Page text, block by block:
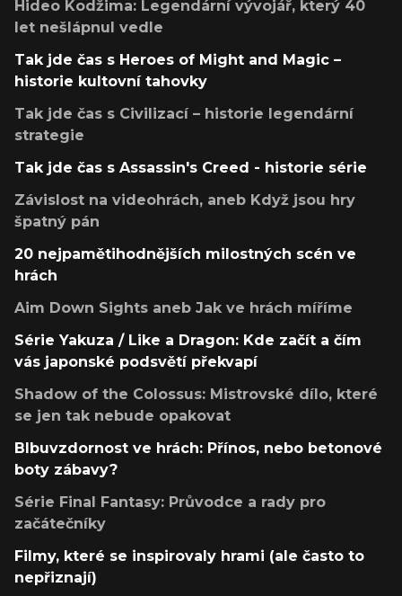
Hideo Kodžima: Legendární vývojář, který 40
let nešlápnul vedle
Tak jde čas s Heroes of Might and Magic –
historie kultovní tahovky
Tak jde čas s Civilizací – historie legendární
strategie
Tak jde čas s Assassin's Creed - historie série
Závislost na videohrách, aneb Když jsou hry
špatný pán
20 nejpamětihodnějších milostných scén ve
hrách
Aim Down Sights aneb Jak ve hrách míříme
Série Yakuza / Like a Dragon: Kde začít a čím
vás japonské podsvětí překvapí
Shadow of the Colossus: Mistrovské dílo, které
se jen tak nebude opakovat
Blbuvzdornost ve hrách: Přínos, nebo betonové
boty zábavy?
Série Final Fantasy: Průvodce a rady pro
začátečníky
Filmy, které se inspirovaly hrami (ale často to
nepřiznají)